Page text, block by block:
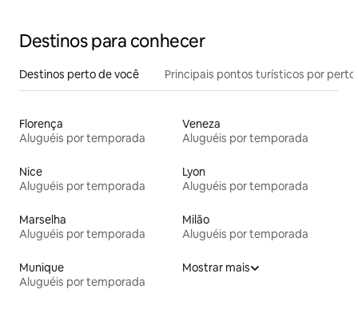
Destinos para conhecer
Destinos perto de você Principais pontos turísticos por perto
Florença
Aluguéis por temporada
Veneza
Aluguéis por temporada
Nice
Aluguéis por temporada
Lyon
Aluguéis por temporada
Marselha
Aluguéis por temporada
Milão
Aluguéis por temporada
Munique
Aluguéis por temporada
Mostrar mais